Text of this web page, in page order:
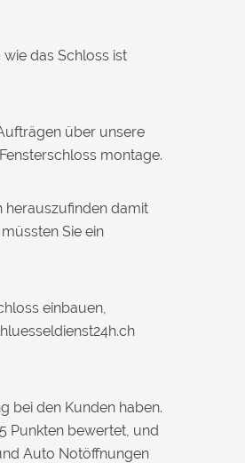
das Schloss ist
über unsere
montage.
herauszufinden damit
Sie ein
einbauen,
bei den Kunden haben.
Punkten bewertet, und
Auto Notöffnungen